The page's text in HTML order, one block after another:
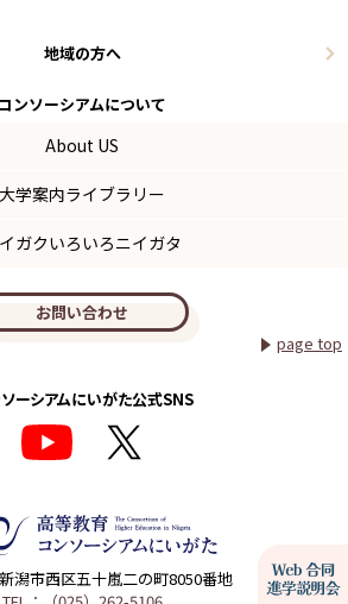
潟市西区五十嵐二の町8050番地
地域の方へ
コンソーシアムについて
About US
大学案内ライブラリー
ガクいろいろニイガタ
お問い合わせ
page top
ーシアムにいがた公式SNS